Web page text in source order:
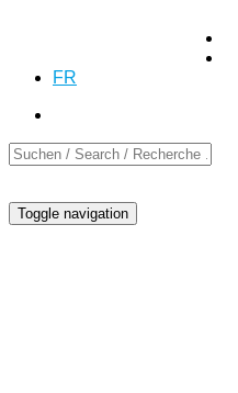
Demande
FR
Toggle navigation